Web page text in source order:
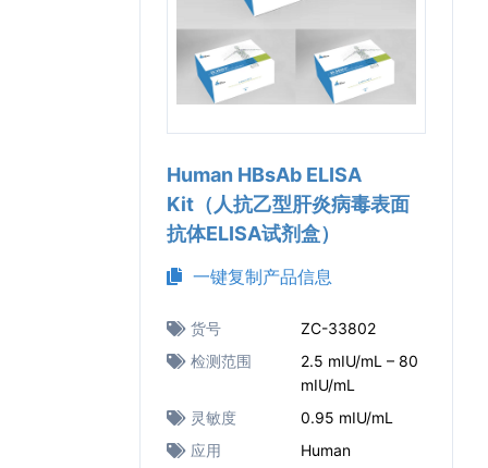
Human HBsAb ELISA
Kit（人抗乙型肝炎病毒表面
抗体ELISA试剂盒）
一键复制产品信息
货号
ZC-33802
检测范围
2.5 mIU/mL – 80
mIU/mL
灵敏度
0.95 mIU/mL
应用
Human